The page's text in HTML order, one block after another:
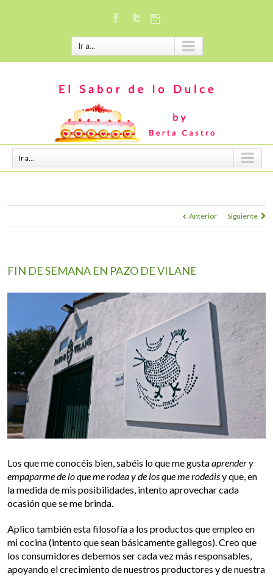
Ir a...
Ir a...
Anterior Siguiente
FIN DE SEMANA EN PAZO DE VILANE
Los que me conocéis bien, sabéis lo que me gustaaprender y
empaparme de lo que me rodea y de los que me rodeáisy que, en
la medida de mis posibilidades, intento aprovechar cada
ocasión que se me brinda.
Aplico también esta filosofía a los productos que empleo en
mi cocina (intento que sean básicamente gallegos). Creo que
los consumidores debemos ser cada vez más responsables,
apoyando el crecimiento de nuestros productores y de nuestra